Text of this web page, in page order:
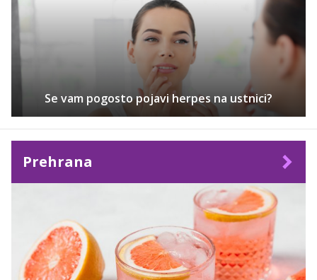
Se vam pogosto pojavi herpes na ustnici?
Prehrana